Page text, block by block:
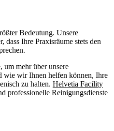
Bedeutung. Unsere
dass Ihre Praxisräume stets den
um mehr über unsere
wie wir Ihnen helfen können, Ihre
zu halten. Helvetia Facility
professionelle Reinigungsdienste